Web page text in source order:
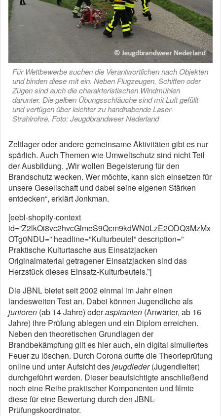
Für Wettbewerbe suchen die Verantwortlichen nach Objekten
und binden diese mit ein. Neben Flugzeugen, Schiffen oder
Zügen sind auch die charakteristischen Windmühlen
darunter. Die gelben Übungsschläuche sind mit Luft gefüllt
und verfügen über leichter zu handhabende Laser-
Strahlrohre. Foto: Jeugdbrandweer Nederland
Zeltlager oder andere gemeinsame Aktivitäten gibt es nur
spärlich. Auch Themen wie Umweltschutz sind nicht Teil
der Ausbildung. „Wir wollen Begeisterung für den
Brandschutz wecken. Wer möchte, kann sich einsetzen für
unsere Gesellschaft und dabei seine eigenen Stärken
entdecken“, erklärt Jonkman.
[eebl-shopify-context
id=”Z2lkOi8vc2hvcGlmeS9Qcm9kdWN0LzE2ODQ3MzMx
OTg0NDU=” headline=”Kulturbeutel” description=”
Praktische Kulturtasche aus Einsatzjacken
Originalmaterial getragener Einsatzjacken sind das
Herzstück dieses Einsatz-Kulturbeutels.”]
Die JBNL bietet seit 2002 einmal im Jahr einen
landesweiten Test an. Dabei können Jugendliche als
junioren (ab 14 Jahre) oderaspiranten (Anwärter, ab 16
Jahre) ihre Prüfung ablegen und ein Diplom erreichen.
Neben den theoretischen Grundlagen der
Brandbekämpfung gilt es hier auch, ein digital simuliertes
Feuer zu löschen. Durch Corona durfte die Theorieprüfung
online und unter Aufsicht desjeugdleder(Jugendleiter)
durchgeführt werden. Dieser beaufsichtigte anschließend
noch eine Reihe praktischer Komponenten und filmte
diese für eine Bewertung durch den JBNL-
Prüfungskoordinator.